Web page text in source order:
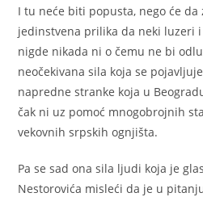
I tu neće biti popusta, nego će da
jedinstvena prilika da neki luzeri
nigde nikada ni o čemu ne bi
neočekivana sila koja se
napredne stranke koja u
čak ni uz pomoć mnogobrojnih
vekovnih srpskih ognjišta.
Pa se sad ona sila ljudi koja je
Nestorovića misleći da je u